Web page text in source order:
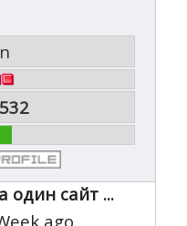
один сайт ...
ago